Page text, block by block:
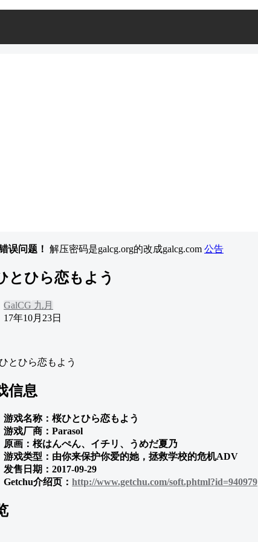
误问题！ 解压密码是galcg.org的改成galcg.com 公告
とひら恋もよう
GalCG 九月
17年10月23日
信息
游戏名称：桜ひとひら恋もよう
游戏厂商：Parasol
原画：桜はんぺん、イチリ、うめだ夏乃
游戏类型：由你来保护你爱的她，拯救学校的危机ADV
发售日期：2017-09-29
Getchu介绍页： http://www.getchu.com/soft.phtml?id=940979